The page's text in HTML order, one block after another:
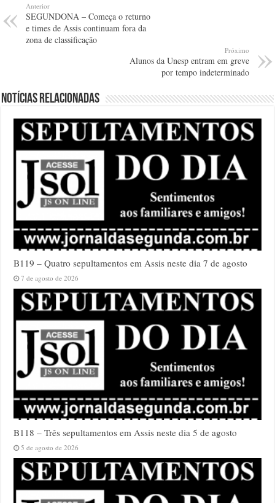
Anterior
SEGUNDONA – Começa o returno
e times de Assis continuam fora da
zona de classificação
Próximo
Alunos da Unesp entram em greve
por tempo indeterminado
Notícias relacionadas
B119 – Quatro sepultamentos em Assis neste dia 7 de agosto
7 de agosto de 2026
B118 – Três sepultamentos em Assis neste dia 5 de agosto
5 de agosto de 2026